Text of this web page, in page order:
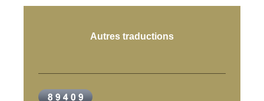
Autres traductions